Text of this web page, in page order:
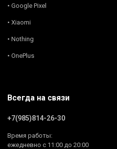
• Google Pixel
• Xiaomi
• Nothing
• OnePlus
Всегда на связи
+7(985)814-26-30
Время работы:
ежедневно с 11:00 до 20:00